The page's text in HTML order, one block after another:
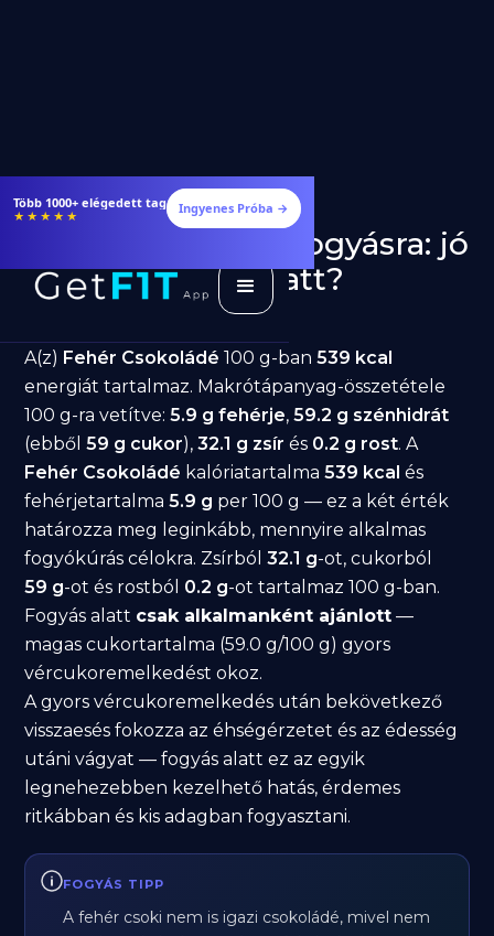
Több 1000+ elégedett tag
★★★★★ Ingyenes Próba →
Fehér Csokoládé fogyásra: jó
választás diéta alatt?
A(z) Fehér Csokoládé 100 g-ban539 kcal
energiát tartalmaz. Makrótápanyag-összetétele
100 g-ra vetítve:5.9 g fehérje,59.2 g szénhidrát
(ebből59 g cukor),32.1 g zsír és 0.2 g rost. A
Fehér Csokoládé kalóriatartalma539 kcal és
fehérjetartalma5.9 g per 100 g — ez a két érték
határozza meg leginkább, mennyire alkalmas
fogyókúrás célokra. Zsírból32.1 g-ot, cukorból
59 g-ot és rostból 0.2 g-ot tartalmaz 100 g-ban.
Fogyás alatt csak alkalmanként ajánlott —
magas cukortartalma (59.0 g/100 g) gyors
vércukoremelkedést okoz.
A gyors vércukoremelkedés után bekövetkező
visszaesés fokozza az éhségérzetet és az édesség
utáni vágyat — fogyás alatt ez az egyik
legnehezebben kezelhető hatás, érdemes
ritkábban és kis adagban fogyasztani.
FOGYÁS TIPP
A fehér csoki nem is igazi csokoládé, mivel nem